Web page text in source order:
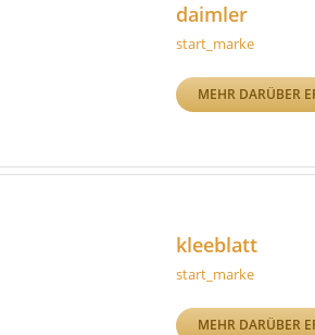
daimler
start_marke
MEHR DARÜBER
kleeblatt
start_marke
MEHR DARÜBER